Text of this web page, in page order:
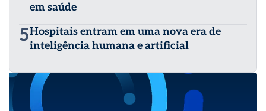
em saúde
5Hospitais entram em uma nova era de
inteligência humana e artificial